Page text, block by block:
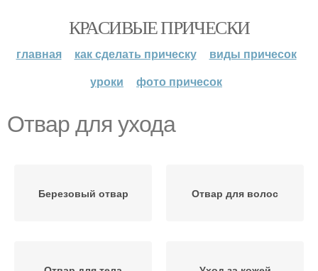
КРАСИВЫЕ ПРИЧЕСКИ
главная как сделать прическу
виды причесок
уроки
фото причесок
Отвар для ухода
Березовый отвар Отвар для волос